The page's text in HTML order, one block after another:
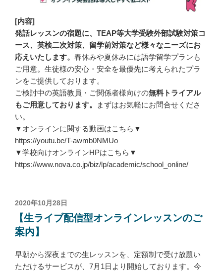
[内容]
発話レッスンの宿題に、TEAP等大学受験外部試験対策コ
ース、英検二次対策、留学前対策など様々なニーズにお
応えいたします。 春休みや夏休みには語学留学プランも
ご用意。生徒様の安心・安全を最優先に考えられたプラ
ンをご提供しております。
ご検討中の英語教員・ご関係者様向けの無料トライアル
もご用意しております。
まずはお気軽にお問合せくださ
い。
▼オンラインに関する動画はこちら▼
https://youtu.be/T-awmb0NMUo
▼学校向けオンラインHPはこちら▼
https://www.nova.co.jp/biz/lp/academic/school_online/
投
稿
日:
2020年10月28日
【生ライブ配信型オンラインレッスンのご
案内】
早朝から深夜までの生レッスンを、定額制で受け放題い
ただけるサービスが、7月1日より開始しております。今